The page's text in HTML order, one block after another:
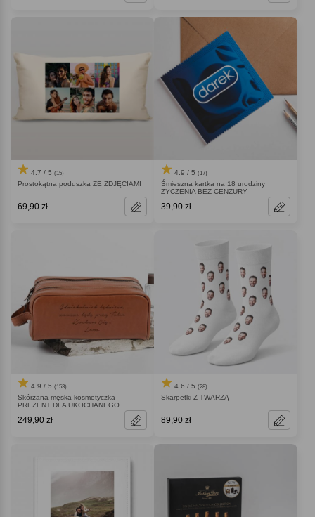
4.7 / 5 (15)
Prostokątna poduszka ZE ZDJĘCIAMI
69,90 zł
4.9 / 5 (17)
Śmieszna kartka na 18 urodziny
ŻYCZENIA BEZ CENZURY
39,90 zł
4.9 / 5 (153)
Skórzana męska kosmetyczka
PREZENT DLA UKOCHANEGO
249,90 zł
4.6 / 5 (28)
Skarpetki Z TWARZĄ
89,90 zł